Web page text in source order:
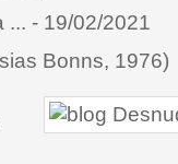
... - 19/02/2021
Bonns, 1976)